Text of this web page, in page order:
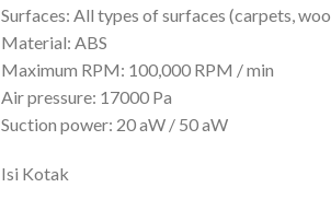
Surfaces: All types of surfaces (carpets,
Material: ABS
Maximum RPM: 100,000 RPM / min
Air pressure: 17000 Pa
Suction power: 20 aW / 50 aW
Isi Kotak